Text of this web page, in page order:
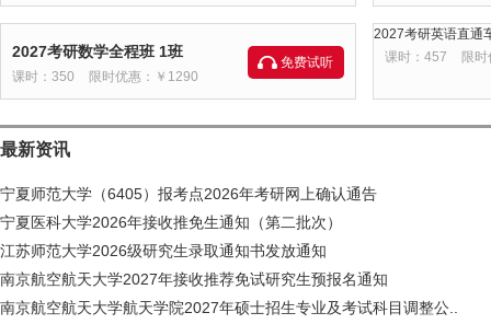
2027考研数学全程班 1班
课时：350 限时优惠：￥1290
免费试听
2027考研英语直通
课时：457
限
最新资讯
宁夏师范大学（6405）报考点2026年考研网上确认通告
宁夏医科大学2026年接收推免生通知（第二批次）
江苏师范大学2026级研究生录取通知书发放通知
南京航空航天大学2027年接收推荐免试研究生预报名通知
南京航空航天大学航天学院2027年硕士招生专业及考试科目调整公..